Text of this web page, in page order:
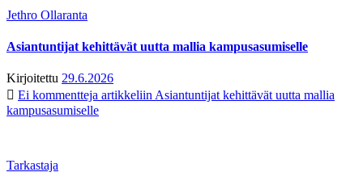
Jethro Ollaranta
Asiantuntijat kehittävät uutta mallia kampusasumiselle
Kirjoitettu 29.6.2026
Ei kommentteja artikkeliin Asiantuntijat kehittävät uutta mallia
kampusasumiselle
Tarkastaja